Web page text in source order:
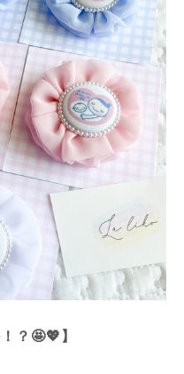
？🤩💖】